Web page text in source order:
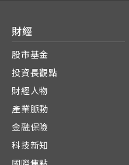
財經
股市基金
投資長觀點
財經人物
產業脈動
金融保險
科技新知